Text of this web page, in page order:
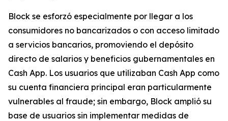
Block se esforzó especialmente por llegar a los
consumidores no bancarizados o con acceso limitado
a servicios bancarios, promoviendo el depósito
directo de salarios y beneficios gubernamentales en
Cash App. Los usuarios que utilizaban Cash App como
su cuenta financiera principal eran particularmente
vulnerables al fraude; sin embargo, Block amplió su
base de usuarios sin implementar medidas de